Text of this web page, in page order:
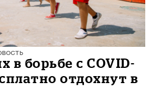
в борьбе с COVID-
отдохнут в